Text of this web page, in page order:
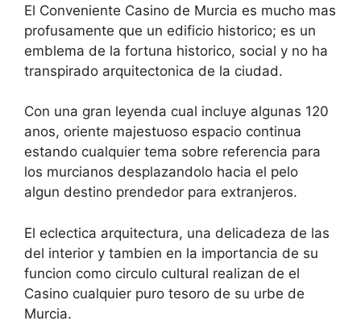
El Conveniente Casino de Murcia es mucho mas
profusamente que un edificio historico; es un
emblema de la fortuna historico, social y no ha
transpirado arquitectonica de la ciudad.
Con una gran leyenda cual incluye algunas 120
anos, oriente majestuoso espacio continua
estando cualquier tema sobre referencia para
los murcianos desplazandolo hacia el pelo
algun destino prendedor para extranjeros.
El eclectica arquitectura, una delicadeza de las
del interior y tambien en la importancia de su
funcion como circulo cultural realizan de el
Casino cualquier puro tesoro de su urbe de
Murcia.